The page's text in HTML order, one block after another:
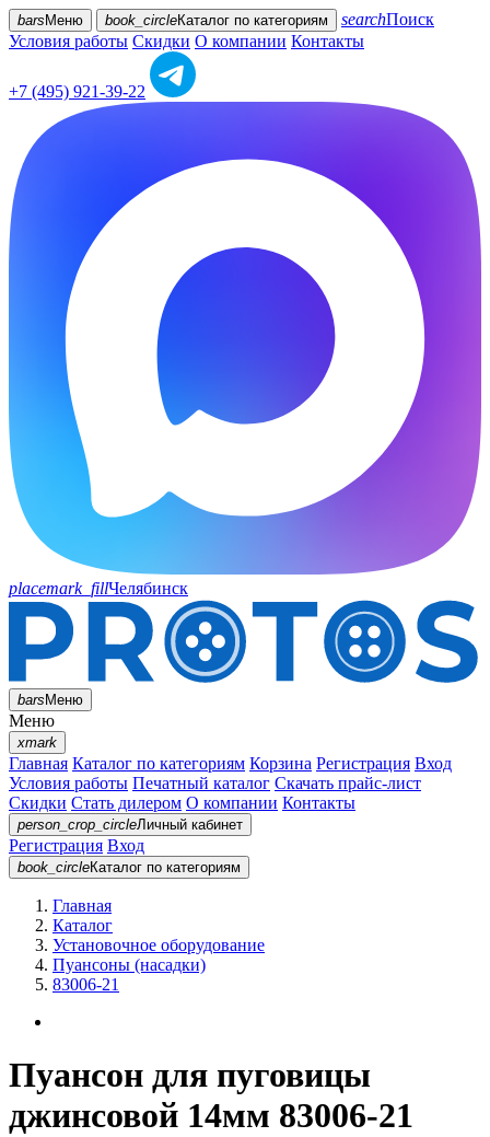
bars Меню book_circleКаталог по категориям searchПоиск
Условия работы Скидки О компании Контакты
+7 (495) 921-39-22
placemark_fillЧелябинск
barsМеню
Меню
xmark
Главная Каталог по категориям Корзина Регистрация Вход
Условия работы Печатный каталог Скачать прайс-лист
Скидки Стать дилером О компании Контакты
person_crop_circleЛичный кабинет
Регистрация Вход
book_circleКаталог по категориям
Главная
Каталог
Установочное оборудование
Пуансоны (насадки)
83006-21
Пуансон для пуговицы
джинсовой 14мм 83006-21